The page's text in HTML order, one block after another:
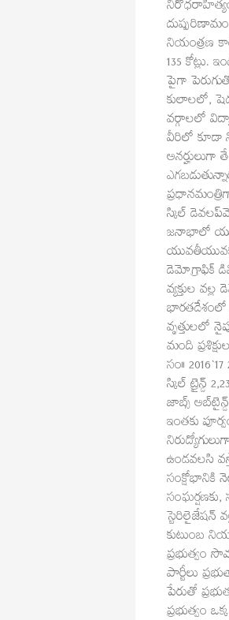
నియంత్రణ
135 కోట్లు.
పైగా
కులాలలో,
వర్గాలలో
వీరిలో కూడా
అనర్హులుగా
స్కిల్‌
జనాభాలో
డెమోగ్రాఫిక్‌
వ్యక్తుల
భారతదేశంలో
వృత్తులలో
మంది
సం॥ 2016`17
స్కిల్‌ ట్రైన్డ్‌
జాబ్స్‌ అబ్‌టైన్డ్
ఇంతకు
ఉండవలసి
సంక్షోభానికి
స్టెరిలైజేషన్‌
కుటుంబ
ప్రభుత్వం
పార్టీలు
పేరుతో
ప్రభుత్వం